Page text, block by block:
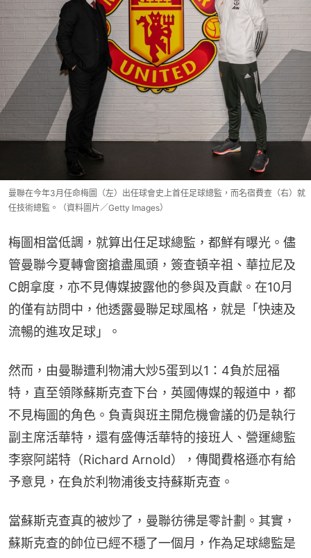
曼聯在今年3月任命梅圖（左）出任球會史上首任足球總監，而名宿費查（右）就
任技術總監。（資料圖片／Getty Images）
梅圖相當低調，就算出任足球總監，都鮮有曝光。儘
管曼聯今夏轉會窗搶盡風頭，簽查頓辛祖、華拉尼及
C朗拿度，亦不見傳媒披露他的參與及貢獻。在10月
的僅有訪問中，他透露曼聯足球風格，就是「快速及
流暢的進攻足球」。
然而，由曼聯遭利物浦大炒5蛋到以1：4負於屈福
特，直至領隊蘇斯克查下台，英國傳媒的報道中，都
不見梅圖的角色。負責與班主開危機會議的仍是執行
副主席活華特，還有盛傳活華特的接班人、營運總監
李察阿諾特（Richard Arnold），傳聞費格遜亦有給
予意見，在負於利物浦後支持蘇斯克查。
當蘇斯克查真的被炒了，曼聯彷彿是零計劃。其實，
蘇斯克查的帥位已經不穩了一個月，作為足球總監是